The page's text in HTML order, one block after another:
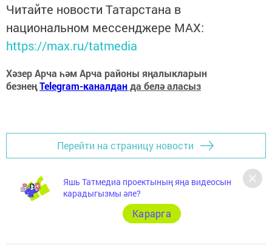
Читайте новости Татарстана в
национальном мессенджере MАХ:
https://max.ru/tatmedia
Хәзер Арча һәм Арча районы яңалыкларын
безнеңTelegram-каналданда белә аласыз
Перейти на страницу новости
Яшь Татмедиа проектының яңа видеосын
карадыгызмы әле?
Карарга